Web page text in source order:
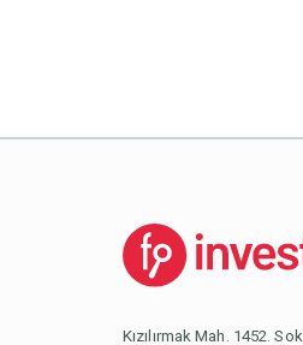
Kızılırmak Mah. 1452. Sok.